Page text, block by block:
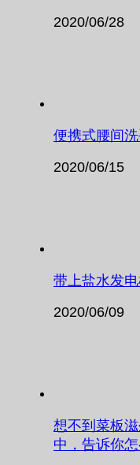
2020/06/28
便携式腰间
2020/06/15
带上盐水发
2020/06/09
想不到菜板
中，告诉你